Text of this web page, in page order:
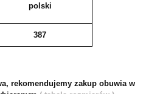
polski
387
rekomendujemy zakup obuwia w